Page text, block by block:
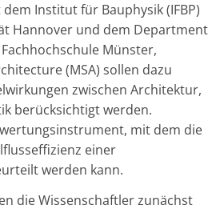
Institut für Bauphysik (IFBP)
Hannover und dem Department
Münster,
(MSA) sollen dazu
zwischen Architektur,
berücksichtigt werden.
mit dem die
einer
werden kann.
die Wissenschaftler zunächst